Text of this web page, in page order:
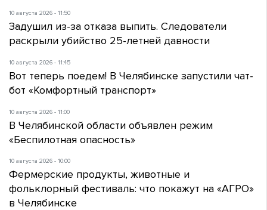
10 августа 2026 - 11:50
Задушил из-за отказа выпить. Следователи
раскрыли убийство 25-летней давности
10 августа 2026 - 11:45
Вот теперь поедем! В Челябинске запустили чат-
бот «Комфортный транспорт»
10 августа 2026 - 11:00
В Челябинской области объявлен режим
«Беспилотная опасность»
10 августа 2026 - 10:00
Фермерские продукты, животные и
фольклорный фестиваль: что покажут на «АГРО»
в Челябинске